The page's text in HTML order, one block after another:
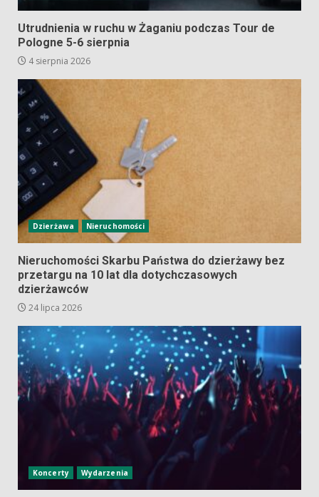
Utrudnienia w ruchu w Żaganiu podczas Tour de
Pologne 5-6 sierpnia
4 sierpnia 2026
Dzierżawa Nieruchomości
Nieruchomości Skarbu Państwa do dzierżawy bez
przetargu na 10 lat dla dotychczasowych
dzierżawców
24 lipca 2026
Koncerty Wydarzenia